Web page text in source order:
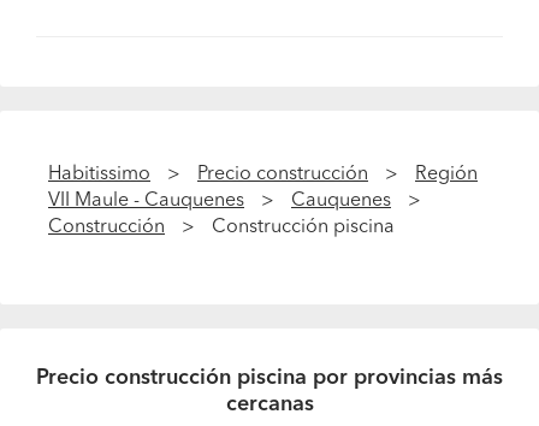
Habitissimo Precio construcción
Región
VII Maule - Cauquenes
Cauquenes
Construcción
Construcción piscina
Precio construcción piscina por provincias más
cercanas